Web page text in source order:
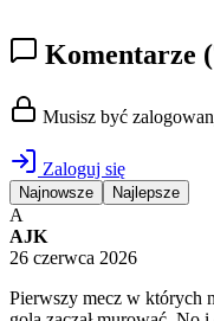
Komentarze
Musisz być
Zaloguj się
Najnowsze Najlepsze
A
AJK
26 czerwca 2026
Pierwszy mecz w których